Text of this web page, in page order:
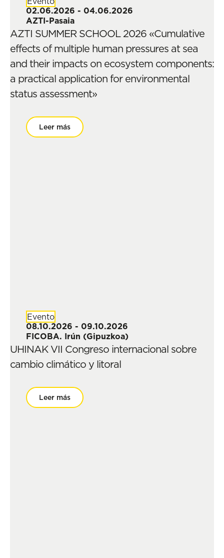
02.06.2026 - 04.06.2026
AZTI-Pasaia
AZTI SUMMER SCHOOL 2026 «Cumulative
effects of multiple human pressures at sea
and their impacts on ecosystem components:
a practical application for environmental
status assessment»
Leer más
Evento
08.10.2026 - 09.10.2026
FICOBA. Irún (Gipuzkoa)
UHINAK VII Congreso internacional sobre
cambio climático y litoral
Leer más